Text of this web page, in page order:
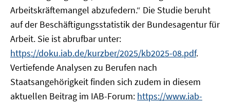
Arbeitskräftemangel abzufedern.“ Die Studie beruht
auf der Beschäftigungsstatistik der Bundesagentur für
Arbeit. Sie ist abrufbar unter:
https://doku.iab.de/kurzber/2025/kb2025-08.pdf.
Vertiefende Analysen zu Berufen nach
Staatsangehörigkeit finden sich zudem in diesem
aktuellen Beitrag im IAB-Forum: https://www.iab-